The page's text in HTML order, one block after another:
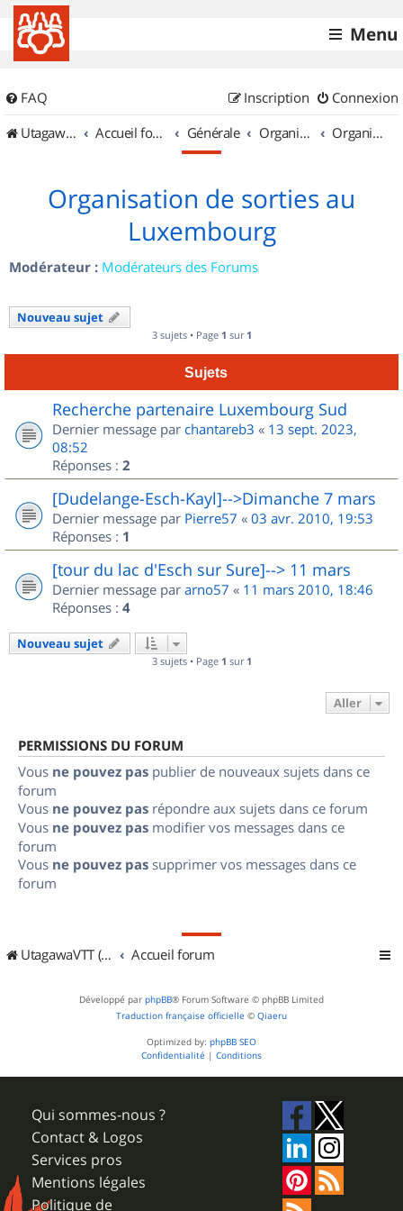
Menu
FAQ Connexion
Inscription
UtagawaVTT (Randos VTT et VTTAE avec traces GPS)
Accueil forum Générale Organisation de sorties & Recherche de partenaires Organisation de sorties au Luxembourg
Organisation de sorties au
Luxembourg
Modérateur : Modérateurs des Forums
Nouveau sujet
3 sujets • Page 1 sur 1
Sujets
Recherche partenaire Luxembourg Sud
Dernier message par chantareb3 « 13 sept. 2023,
08:52
Réponses : 2
[Dudelange-Esch-Kayl]-->Dimanche 7 mars
Dernier message par Pierre57 « 03 avr. 2010, 19:53
Réponses : 1
[tour du lac d'Esch sur Sure]--> 11 mars
Dernier message par arno57 « 11 mars 2010, 18:46
Réponses : 4
Nouveau sujet
3 sujets • Page 1 sur 1
Aller
PERMISSIONS DU FORUM
Vous ne pouvez pas publier de nouveaux sujets dans ce
forum
Vous ne pouvez pas répondre aux sujets dans ce forum
Vous ne pouvez pas modifier vos messages dans ce
forum
Vous ne pouvez pas supprimer vos messages dans ce
forum
UtagawaVTT (Randos VTT et VTTAE avec traces GPS) Accueil forum
Développé par phpBB® Forum Software © phpBB Limited
Traduction française officielle © Qiaeru
Optimized by: phpBB SEO
Confidentialité | Conditions
Qui sommes-nous ?
Contact & Logos
Services pros
Mentions légales
Politique de